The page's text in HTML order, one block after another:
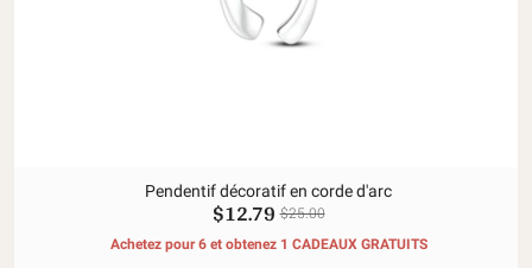
Pendentif décoratif en corde d'arc
$12.79 $25.00
Achetez pour 6 et obtenez 1 CADEAUX GRATUITS